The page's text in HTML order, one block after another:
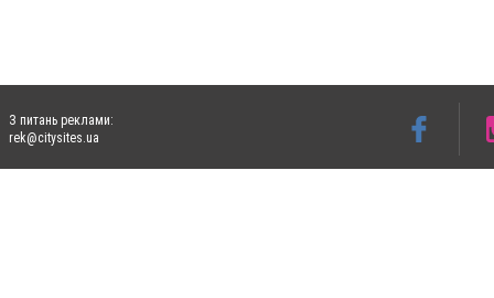
З питань реклами:
rek@citysites.ua